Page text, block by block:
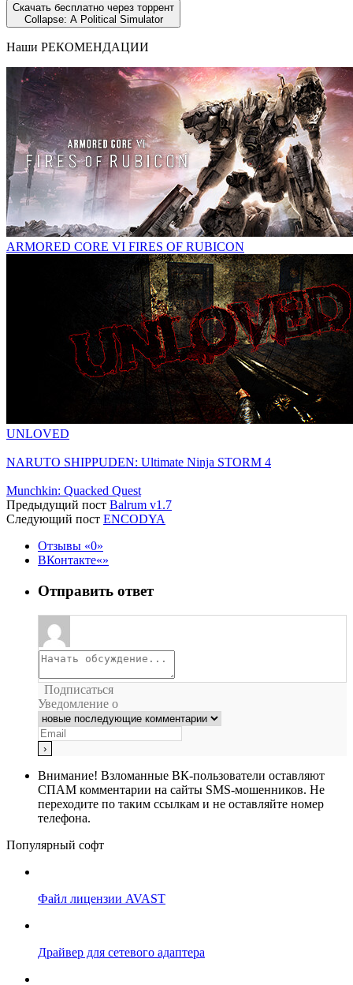
Скачать бесплатно через торрент
Collapse: A Political Simulator
Наши РЕКОМЕНДАЦИИ
ARMORED CORE VI FIRES OF RUBICON
UNLOVED
NARUTO SHIPPUDEN: Ultimate Ninja STORM 4
Munchkin: Quacked Quest
Предыдущий пост Balrum v1.7
Следующий пост ENCODYA
Отзывы
0
ВКонтакте
Отправить ответ
Подписаться
Уведомление о
Внимание! Взломанные ВК-пользователи оставляют
СПАМ комментарии на сайты SMS-мошенников. Не
переходите по таким ссылкам и не оставляйте номер
телефона.
Популярный софт
Файл лицензии AVAST
Драйвер для сетевого адаптера